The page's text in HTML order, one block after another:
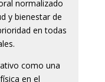
normalizado
y bienestar de
en todas
como una
en el